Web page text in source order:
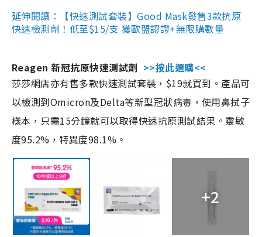
延伸閱讀：【快速測試套裝】Good Mask發售3款抗原
快速檢測劑！低至$15/支 獲歐盟認證+無限購數量
Reagen 新冠抗原快速測試劑 >>按此選購<<
莎莎網店亦有售多款快速測試套裝，$19就買到。產品可
以檢測到Omicron及Delta等新型冠狀病毒，使用鼻拭子
樣本，只需15分鐘就可以取得快速抗原測試結果。靈敏
度95.2%，特異度98.1%。
+2